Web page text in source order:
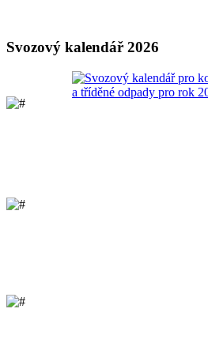
Svozový kalendář 2026